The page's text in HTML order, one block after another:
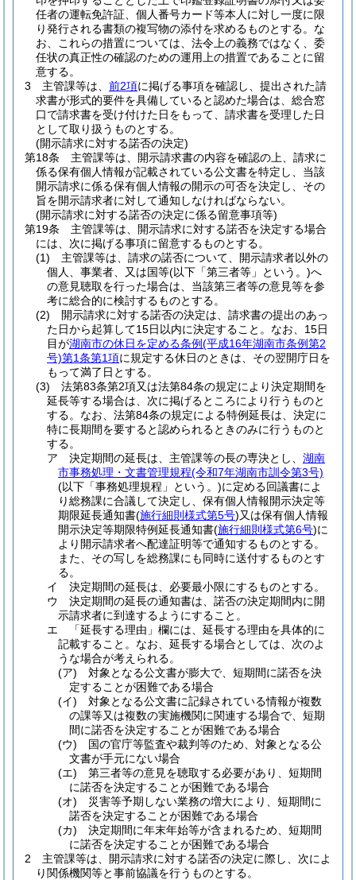
任者の運転免許証、個人番号カード等本人に対し一度に限
り発行される書類の複写物の添付を求めるものとする。 な
お、これらの措置については、法令上の義務ではなく、委
任状の真正性の確認のための運用上の措置であることに留
意する。
3
主管課等は、 前2項に掲げる事項を確認し、提出された請
求書が形式的要件を具備していると認めた場合は、総合窓
口で請求書を受け付けた日をもって、請求書を受理した日
として取り扱うものとする。
(開示請求に対する諾否の決定)
第18条
主管課等は、開示請求書の内容を確認の上、請求に
係る保有個人情報が記載されている公文書を特定し、当該
開示請求に係る保有個人情報の開示の可否を決定し、その
旨を開示請求者に対して通知しなければならない。
(開示請求に対する諾否の決定に係る留意事項等)
第19条
主管課等は、開示請求に対する諾否を決定する場合
には、次に掲げる事項に留意するものとする。
(1)
主管課等は、請求の諾否について、開示請求者以外の
個人、事業者、又は国等(以下「第三者等」という。)へ
の意見聴取を行った場合は、当該第三者等の意見等を参
考に総合的に検討するものとする。
(2)
開示請求に対する諾否の決定は、請求書の提出のあっ
た日から起算して15日以内に決定すること。 なお、15日
目が湖南市の休日を定める条例(平成16年湖南市条例第2
号)第1条第1項に規定する休日のときは、その翌開庁日を
もって満了日とする。
(3)
法第83条第2項又は法第84条の規定により決定期間を
延長等する場合は、次に掲げるところにより行うものと
する。 なお、法第84条の規定による特例延長は、決定に
特に長期間を要すると認められるときのみに行うものと
する。
ア
決定期間の延長は、主管課等の長の専決とし、 湖南
市事務処理・文書管理規程(令和7年湖南市訓令第3号)
(以下「事務処理規程」という。)に定める回議書によ
り総務課に合議して決定し、保有個人情報開示決定等
期限延長通知書(施行細則様式第5号)又は保有個人情報
開示決定等期限特例延長通知書(施行細則様式第6号)に
より開示請求者へ配達証明等で通知するものとする。
また、その写しを総務課にも同時に送付するものとす
る。
イ
決定期間の延長は、必要最小限にするものとする。
ウ
決定期間の延長の通知書は、諾否の決定期間内に開
示請求者に到達するようにすること。
エ
「延長する理由」欄には、延長する理由を具体的に
記載すること。 なお、延長する場合としては、次のよ
うな場合が考えられる。
(ア)
対象となる公文書が膨大で、短期間に諾否を決
定することが困難である場合
(イ)
対象となる公文書に記録されている情報が複数
の課等又は複数の実施機関に関連する場合で、短期
間に諾否を決定することが困難である場合
(ウ)
国の官庁等監査や裁判等のため、対象となる公
文書が手元にない場合
(エ)
第三者等の意見を聴取する必要があり、短期間
に諾否を決定することが困難である場合
(オ)
災害等予期しない業務の増大により、短期間に
諾否を決定することが困難である場合
(カ)
決定期間に年末年始等が含まれるため、短期間
に諾否を決定することが困難である場合
2
主管課等は、開示請求に対する諾否の決定に際し、次によ
り関係機関等と事前協議を行うものとする。